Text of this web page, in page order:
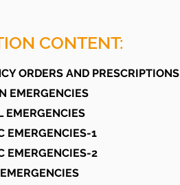
CONTENT:
ORDERS AND PRESCRIPTIONS
EMERGENCIES
EMERGENCIES
EMERGENCIES-1
EMERGENCIES-2